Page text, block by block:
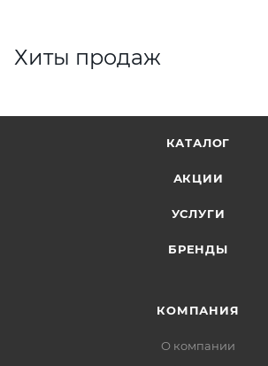
Хиты продаж
КАТАЛОГ
АКЦИИ
УСЛУГИ
БРЕНДЫ
КОМПАНИЯ
О компании